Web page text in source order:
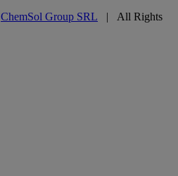
ChemSol Group SRL | All Rights